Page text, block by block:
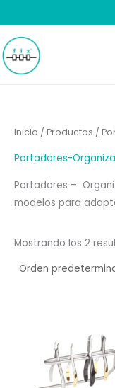
al
contenido
Inicio / Productos /
Portadores-
Portadores –
modelos para
Mostrando los 2